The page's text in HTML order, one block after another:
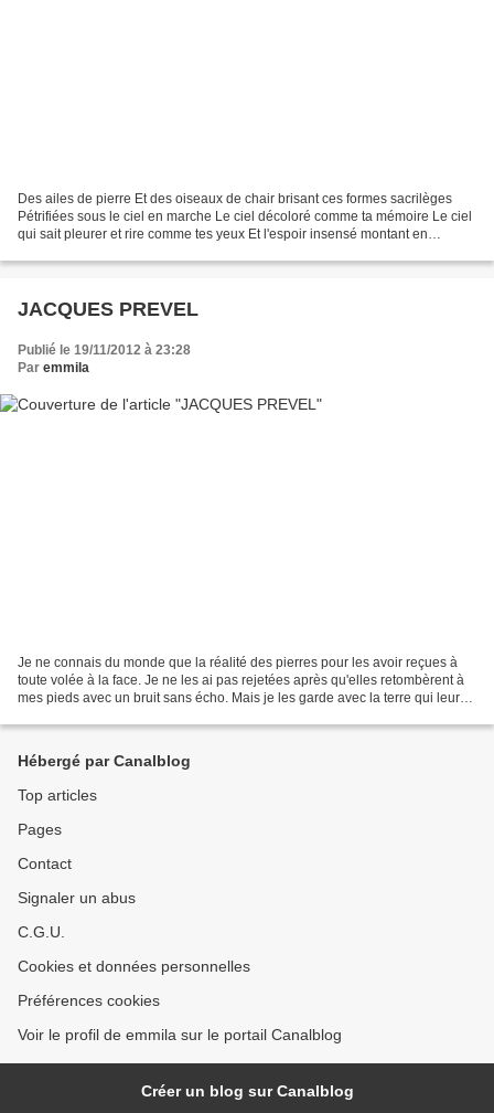
Des ailes de pierre Et des oiseaux de chair brisant ces formes sacrilèges
Pétrifiées sous le ciel en marche Le ciel décoloré comme ta mémoire Le ciel
qui sait pleurer et rire comme tes yeux Et l'espoir insensé montant en
JACQUES PREVEL
Publié le 19/11/2012 à 23:28
Par emmila
Je ne connais du monde que la réalité des pierres pour les avoir reçues à
toute volée à la face. Je ne les ai pas rejetées après qu'elles retombèrent à
mes pieds avec un bruit sans écho. Mais je les garde avec la terre qui leur
Hébergé par Canalblog
Top articles
Pages
Contact
Signaler un abus
C.G.U.
Cookies et données personnelles
Préférences cookies
Voir le profil de emmila sur le portail Canalblog
Créer un blog sur Canalblog